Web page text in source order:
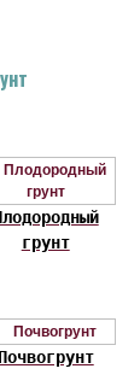
грунт
Почвогрунт